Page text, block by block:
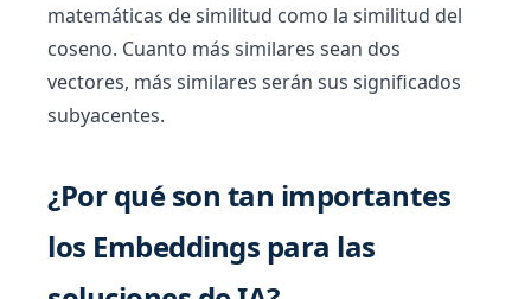
matemáticas de similitud como la similitud del
coseno. Cuanto más similares sean dos
vectores, más similares serán sus significados
subyacentes.
¿Por qué son tan importantes
los Embeddings para las